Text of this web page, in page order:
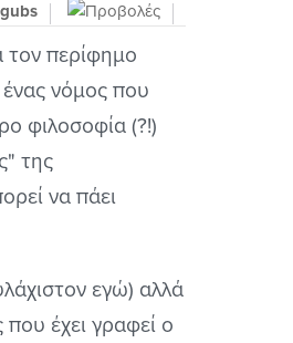
τον περίφημο
νόμος που
φιλοσοφία (?!)
της
να πάει
εγώ) αλλά
έχει γραφεί ο